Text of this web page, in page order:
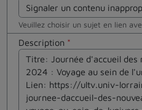
Veuillez choisir un sujet en lien
Description *